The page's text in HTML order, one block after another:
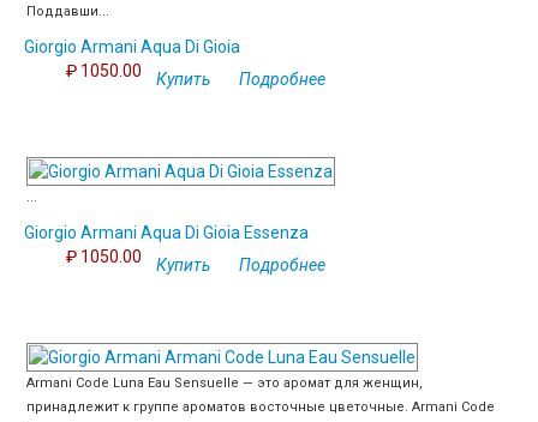
Поддавши...
Giorgio Armani Aqua Di Gioia
₽ 1050.00
Купить Подробнее
...
Giorgio Armani Aqua Di Gioia Essenza
₽ 1050.00
Купить Подробнее
Armani Code Luna Eau Sensuelle — это аромат для женщин,
принадлежит к группе ароматов восточные цветочные. Armani Code